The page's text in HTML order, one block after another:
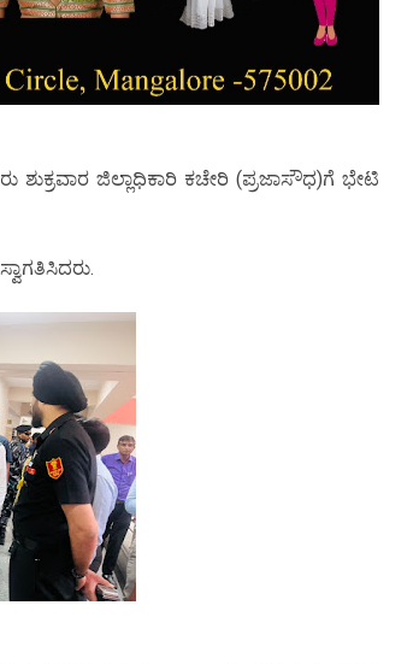
ಶುಕ್ರವಾರ ಜಿಲ್ಲಾಧಿಕಾರಿ ಕಚೇರಿ (ಪ್ರಜಾಸೌಧ)ಗೆ ಭೇಟಿ